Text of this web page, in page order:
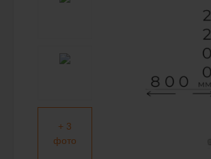
+ 3
фото